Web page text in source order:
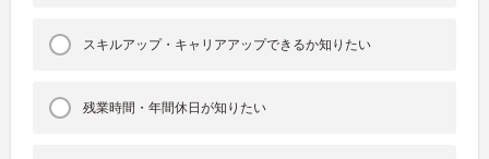
スキルアップ・キャリアアップできるか知りたい
残業時間・年間休日が知りたい